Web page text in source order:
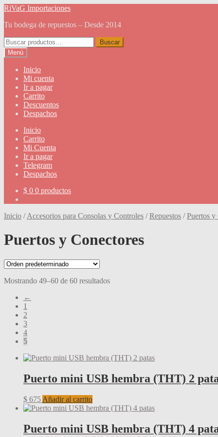
Ir
la
Ir
contenido
RiVaG Importaciones
Tu bodega de repuestos – Desde 2014
Buscar
por:
Buscar
Menú
Inicio
Mi cuenta
Ir a pagar
Carrito
Descuentos
Despachos
Inicio
Carrito
Mi Cuenta
Ir a pagar
Telegram
Despachos
$ 0 0 productos
Inicio /Accesorios para Consolas y Controles /Repuestos /Puertos y
Puertos y Conectores
Mostrando 49–60 de 60 resultados
←
1
2
3
4
5
Puerto mini USB hembra (THT) 2
$ 675 Añadir al carrito
Puerto mini USB hembra (THT) 4